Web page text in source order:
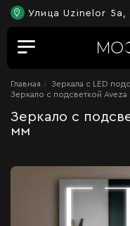
Улица Uzinelor 5a,
Главная Зеркала c LED
Зеркало с подсветкой Aveza
Зеркало с
мм